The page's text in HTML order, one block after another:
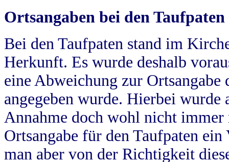
Ortsangaben bei den Taufpaten
Bei den Taufpaten stand im
Herkunft. Es wurde deshalb
eine Abweichung zur
angegeben wurde. Hierbei wurde
Annahme doch wohl nicht
Ortsangabe für den Taufpaten
man aber von der Richtigkeit